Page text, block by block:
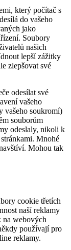
který počítač s
do vašeho
jako
Soubory
našich
lepší zážitky
zlepšovat své
odesílat své
vašeho
vašeho soukromí)
souborům
odeslaly, nikoli k
Mnohé
Mohou tak
cookie třetích
naší reklamy
na webových
používají pro
reklamy.